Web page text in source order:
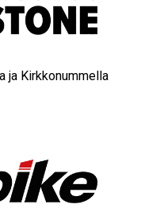
ja Kirkkonummella